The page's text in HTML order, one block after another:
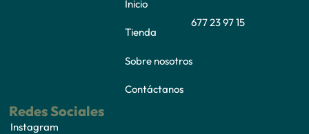
Inicio
Tienda
Sobre nosotros
Contáctanos
677 23 97 15
Redes Sociales
Instagram